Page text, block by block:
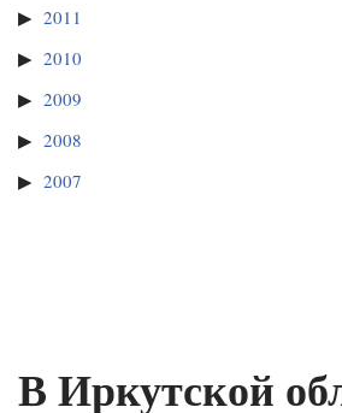
2011
2010
2009
2008
2007
В Иркутской